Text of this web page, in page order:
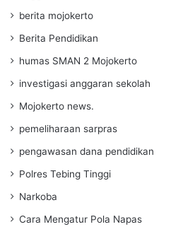
berita mojokerto
Berita Pendidikan
humas SMAN 2 Mojokerto
investigasi anggaran sekolah
Mojokerto news.
pemeliharaan sarpras
pengawasan dana pendidikan
Polres Tebing Tinggi
Narkoba
Cara Mengatur Pola Napas